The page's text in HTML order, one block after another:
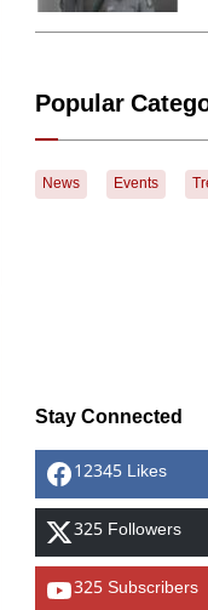
Popular
News Events
Stay Connected
12345 Likes
325 Followers
325 Subscribers